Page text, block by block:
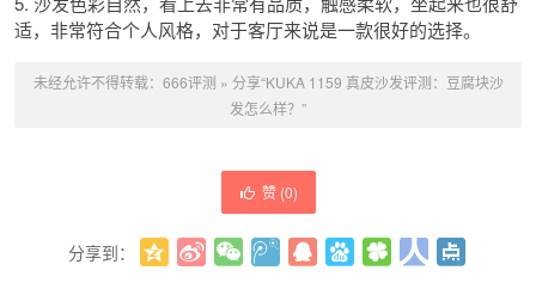
适，非常符合个人风格，对于客厅来说是一款很好的选择。
未经允许不得转载： 666评测 » 分享“KUKA 1159 真皮沙发评测：豆腐块沙
发怎么样？”
赞 (0)
分享到：